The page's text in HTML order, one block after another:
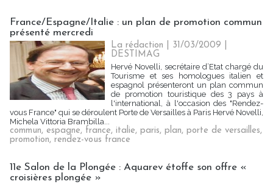
France/Espagne/Italie : un plan de promotion commun
présenté mercredi
La rédaction | 31/03/2009
DESTIMAG
Hervé Novelli, secrétaire d’Etat chargé du
Tourisme et ses homologues italien et
espagnol présenteront un plan commun
de promotion touristique des 3 pays à
l'international, à l'occasion des "Rendez-
vous France" qui se déroulent Porte de Versailles à Paris Hervé Novelli,
Michela Vittoria Brambilla...
commun, espagne, france, italie, paris, plan, porte de versailles,
promotion, rendez-vous france
11e Salon de la Plongée : Aquarev étoffe son offre «
croisières plongée »